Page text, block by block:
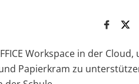
Workspace in der
Papierkram zu